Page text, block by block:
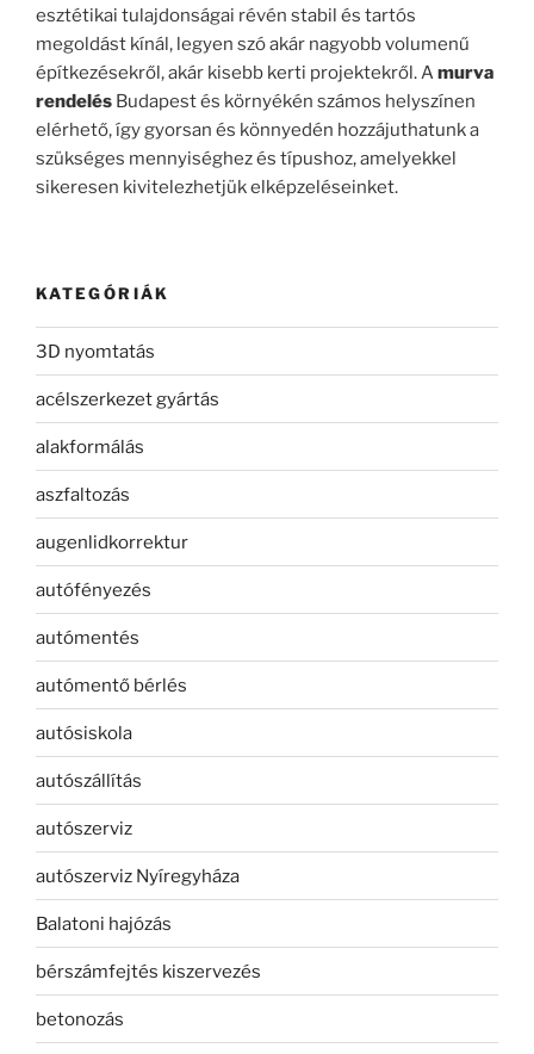
esztétikai tulajdonságai révén stabil és tartós
megoldást kínál, legyen szó akár nagyobb volumenű
építkezésekről, akár kisebb kerti projektekről. Amurva
rendelés Budapest és környékén számos helyszínen
elérhető, így gyorsan és könnyedén hozzájuthatunk a
szükséges mennyiséghez és típushoz, amelyekkel
sikeresen kivitelezhetjük elképzeléseinket.
KATEGÓRIÁK
3D nyomtatás
acélszerkezet gyártás
alakformálás
aszfaltozás
augenlidkorrektur
autófényezés
autómentés
autómentő bérlés
autósiskola
autószállítás
autószerviz
autószerviz Nyíregyháza
Balatoni hajózás
bérszámfejtés kiszervezés
betonozás